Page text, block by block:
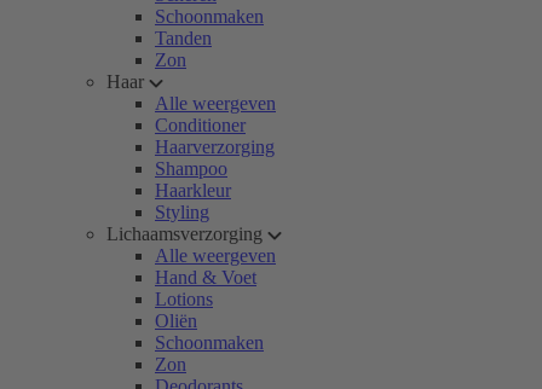
Schoonmaken
Tanden
Zon
Haar
Alle weergeven
Conditioner
Haarverzorging
Shampoo
Haarkleur
Styling
Lichaamsverzorging
Alle weergeven
Hand & Voet
Lotions
Oliën
Schoonmaken
Zon